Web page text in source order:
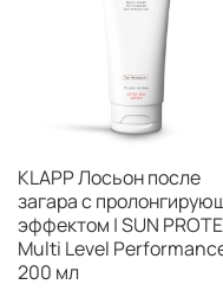
KLAPP Лосьон после
загара с
эффектом | SUN
Multi Level
200 мл